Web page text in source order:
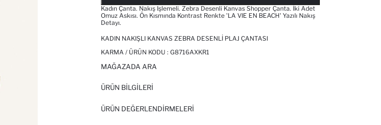
Kadın Çanta. Nakış Işlemeli. Zebra Desenli Kanvas Shopper Çanta. İki Adet
Omuz Askısı. Ön Kısmında Kontrast Renkte 'LA VIE EN BEACH' Yazılı Nakış
Detayı.
KADIN NAKIŞLI KANVAS ZEBRA DESENLI PLAJ ÇANTASI
KARMA / ÜRÜN KODU : G8716AXKR1
MAĞAZADA ARA
ÜRÜN BILGILERI
ÜRÜN DEĞERLENDİRMELERİ